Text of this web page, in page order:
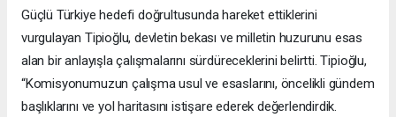
Güçlü Türkiye hedefi doğrultusunda hareket ettiklerini
vurgulayan Tipioğlu, devletin bekası ve milletin huzurunu esas
alan bir anlayışla çalışmalarını sürdüreceklerini belirtti. Tipioğlu,
“Komisyonumuzun çalışma usul ve esaslarını, öncelikli gündem
başlıklarını ve yol haritasını istişare ederek değerlendirdik.